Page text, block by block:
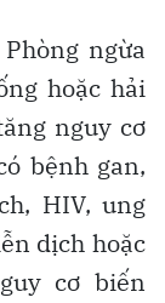
ngừa
hoặc hải
nguy cơ
bệnh gan,
HIV, ung
dịch hoặc
cơ biến